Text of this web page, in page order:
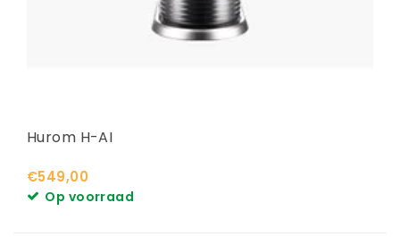
Hurom H-AI
€549,00
Op voorraad